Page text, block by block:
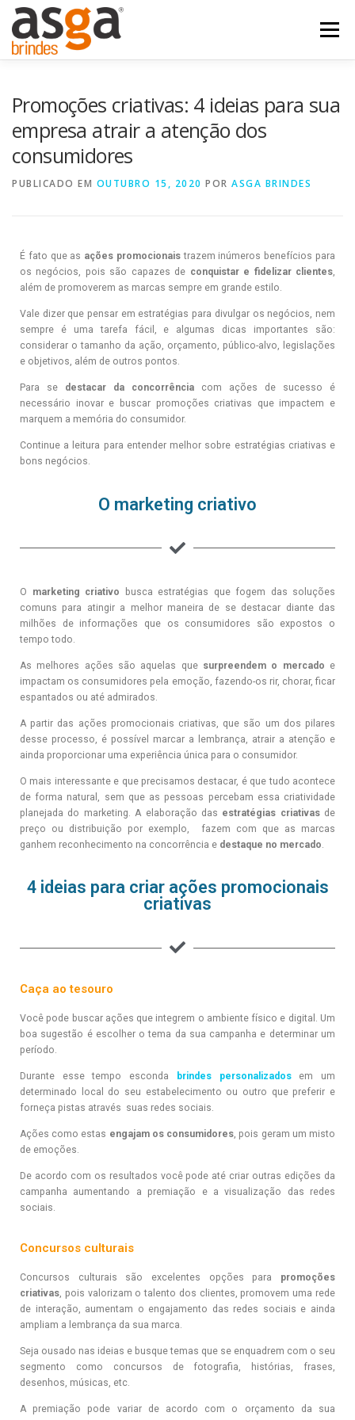
Menu
FALE COM A ASGA
Promoções criativas: 4 ideias para sua
empresa atrair a atenção dos
consumidores
PUBLICADO EM OUTUBRO 15, 2020 POR ASGA BRINDES
É fato que as ações promocionaistrazem inúmeros benefícios para
os negócios, pois são capazes de conquistar e fidelizar clientes,
além de promoverem as marcas sempre em grande estilo.
Vale dizer que pensar em estratégias para divulgar os negócios, nem
sempre é uma tarefa fácil, e algumas dicas importantes são:
considerar o tamanho da ação, orçamento, público-alvo, legislações
e objetivos, além de outros pontos.
Para se destacar da concorrência com ações de sucesso é
necessário inovar e buscar promoções criativas que impactem e
marquem a memória do consumidor.
Continue a leitura para entender melhor sobre estratégias criativas e
bons negócios.
O marketing criativo
O marketing criativo busca estratégias que fogem das soluções
comuns para atingir a melhor maneira de se destacar diante das
milhões de informações que os consumidores são expostos o
tempo todo.
As melhores ações são aquelas que surpreendem o mercado e
impactam os consumidores pela emoção, fazendo-os rir, chorar, ficar
espantados ou até admirados.
A partir das ações promocionais criativas, que são um dos pilares
desse processo, é possível marcar a lembrança, atrair a atenção e
ainda proporcionar uma experiência única para o consumidor.
O mais interessante e que precisamos destacar, é que tudo acontece
de forma natural, sem que as pessoas percebam essa criatividade
planejada do marketing. A elaboração das estratégias criativasde
preço ou distribuição por exemplo, fazem com que as marcas
ganhem reconhecimento na concorrência e destaque no mercado.
4 ideias para criar ações promocionais
criativas
Caça ao tesouro
Você pode buscar ações que integrem o ambiente físico e digital. Um
boa sugestão é escolher o tema da sua campanha e determinar um
período.
Durante esse tempo esconda brindes personalizadosem um
determinado local do seu estabelecimento ou outro que preferir e
forneça pistas através suas redes sociais.
Ações como estas engajam os consumidores, pois geram um misto
de emoções.
De acordo com os resultados você pode até criar outras edições da
campanha aumentando a premiação e a visualização das redes
sociais.
Concursos culturais
Concursos culturais são excelentes opções para promoções
criativas , pois valorizam o talento dos clientes, promovem uma rede
de interação, aumentam o engajamento das redes sociais e ainda
ampliam a lembrança da sua marca.
Seja ousado nas ideias e busque temas que se enquadrem com o seu
segmento como concursos de fotografia, histórias, frases,
desenhos, músicas, etc.
A premiação pode variar de acordo com o orçamento da sua